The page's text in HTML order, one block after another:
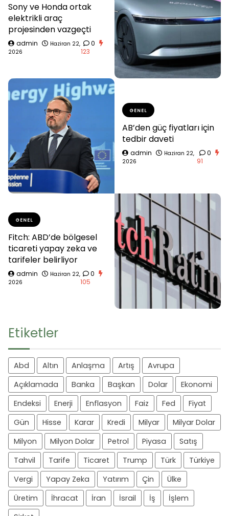
Sony ve Honda ortak
elektrikli araç
projesinden vazgeçti
admin
Haziran 22,
2026
0
123
GENEL
AB’den güç fiyatları için
tedbir daveti
admin
Haziran 22,
2026
0
91
GENEL
Fitch: ABD’de bölgesel
ticareti yapay zeka ve
tarifeler belirliyor
admin
Haziran 22,
2026
0
105
Etiketler
Abd Altın Anlaşma Artış
Avrupa
Açıklamada
Banka Başkan Dolar
Ekonomi
Endeksi
Enerji Enflasyon Faiz Fed
Fiyat
Gün
Hisse Karar Kredi Milyar
Milyar Dolar
Milyon
Milyon Dolar Petrol Piyasa
Satış
Tahvil
Tarife Ticaret Trump Türk
Türkiye
Vergi
Yapay Zeka Yatırım Çin
Ülke
Üretim
İhracat İran İsrail İş
İşlem